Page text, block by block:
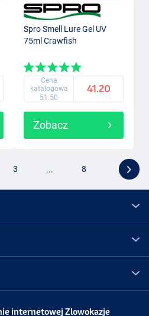
Spro Smell Lure Gel UV
75ml Crawfish
Cena
katalogowa
51.50
41.20
Zobacz
3 ... 8
internetowej Zlowokazje